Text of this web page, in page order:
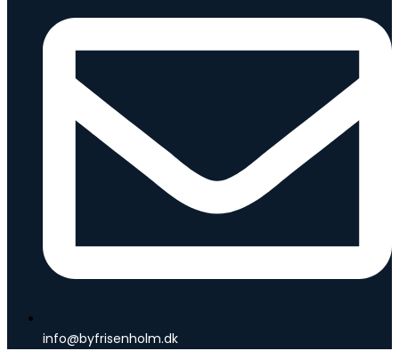
info@byfrisenholm.dk